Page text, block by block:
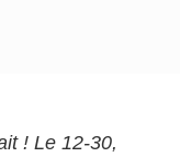
! Le 12-30,